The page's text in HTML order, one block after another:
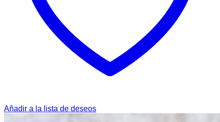
Añadir a la lista de deseos